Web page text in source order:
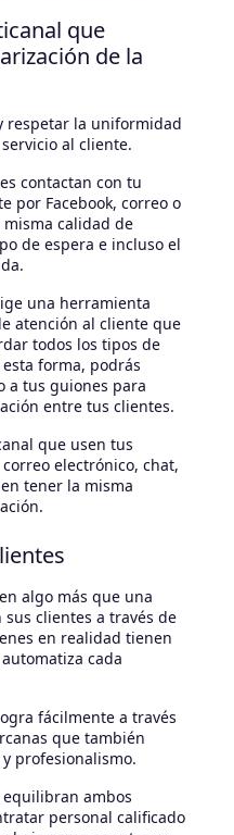
que
de la
respetar la uniformidad
al cliente.
contactan con tu
por Facebook, correo o
calidad de
de espera e incluso el
una herramienta
atención al cliente que
todos los tipos de
forma, podrás
a tus guiones para
entre tus clientes.
que usen tus
electrónico, chat,
tener la misma
algo más que una
clientes a través de
en realidad tienen
cada
fácilmente a través
que también
profesionalismo.
equilibran ambos
personal calificado